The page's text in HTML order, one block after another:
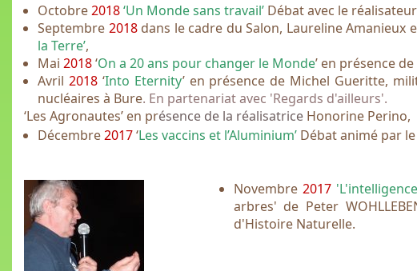
Octobre2018‘Un Monde sans travail’ Débat avec le
Septembre 2018dans le cadre du Salon, Laureline Amanieux
la Terre’,
Mai 2018‘On a 20 ans pour changer le Monde’ en présence
Avril 2018‘Into Eternity’ en présence de Michel Gueritte,
nucléaires à Bure. En partenariat avec 'Regards d'ailleurs'.
‘Les Agronautes’ en présence de la réalisatrice Honorine Perino,
Décembre2017‘Les vaccins et l’Aluminium’ Débat animé par
Novembre 2017
arbres' de Peter
d'Histoire Naturelle.